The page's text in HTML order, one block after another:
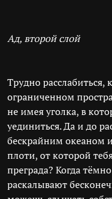
Ад, второй слой
Трудно расслабиться,
ограниченном
не имея уголка, в
уединиться. Да и до
бескрайним океаном
плоти, от которой
преграда? Когда
раскалывают